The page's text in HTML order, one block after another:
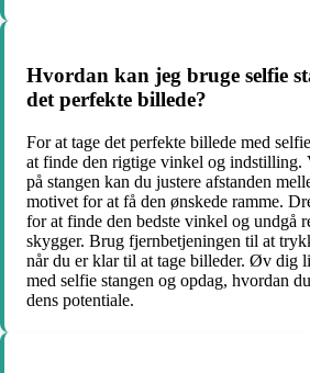
Hvordan kan jeg bruge selfie
det perfekte billede?
For at tage det perfekte billede med
at finde den rigtige vinkel og indstilling.
på stangen kan du justere afstanden
motivet for at få den ønskede ramme.
for at finde den bedste vinkel og undgå
skygger. Brug fjernbetjeningen til at
når du er klar til at tage billeder. Øv dig
med selfie stangen og opdag, hvordan
dens potentiale.